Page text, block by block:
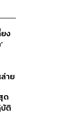
ยง
าย
า
ลับ
ด
ติ